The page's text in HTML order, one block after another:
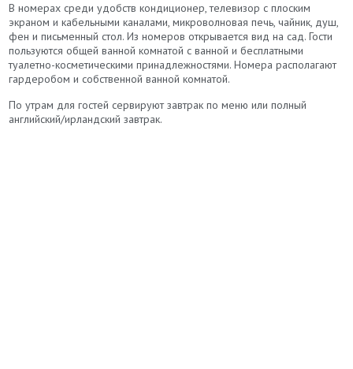
В номерах среди удобств кондиционер, телевизор с плоским
экраном и кабельными каналами, микроволновая печь, чайник, душ,
фен и письменный стол. Из номеров открывается вид на сад. Гости
пользуются общей ванной комнатой с ванной и бесплатными
туалетно-косметическими принадлежностями. Номера располагают
гардеробом и собственной ванной комнатой.
По утрам для гостей сервируют завтрак по меню или полный
английский/ирландский завтрак.